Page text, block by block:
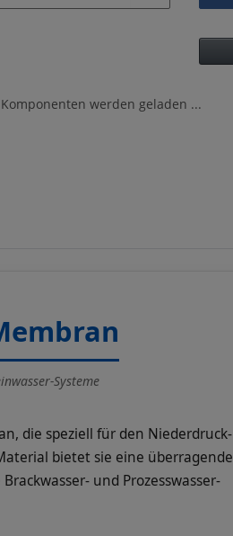
Komponenten werden geladen ...
Systeme
die speziell für den Niederdruck-
bietet sie eine überragende
und Prozesswasser-